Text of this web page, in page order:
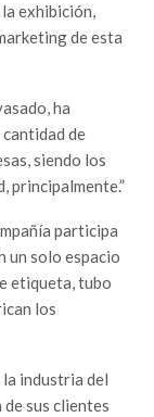
exhibición,
de esta
ha
de
siendo los
principalmente.”
participa
un solo espacio
etiqueta, tubo
los
la industria del
sus clientes